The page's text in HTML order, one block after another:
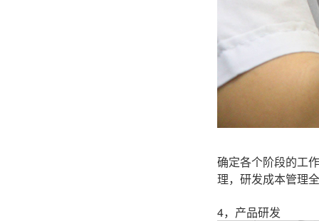
确定各个阶段的工
理，研发成本管理
4， 产品研发